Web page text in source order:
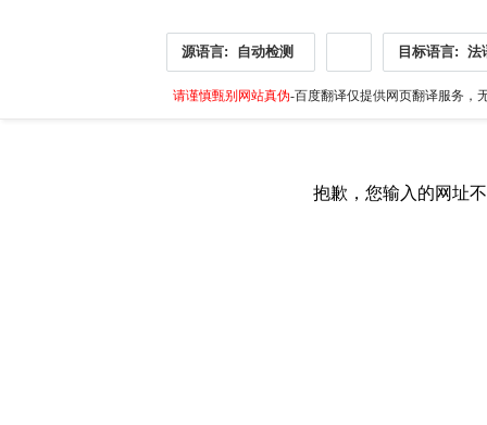
源语言: 自动检测 目标语言: 法
请谨慎甄别网站真伪-百度翻译仅提供网页翻译服务，